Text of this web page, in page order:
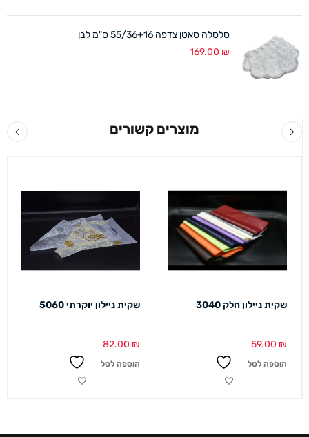
סלסלה סאטן צדפה 55/36+16 ס"מ לבן
169.00 ₪
מוצרים קשורים
שקית ניילון חלק 3040
59.00 ₪
הוספה לסל
שקית ניילון יוקרתי 5060
82.00 ₪
הוספה לסל